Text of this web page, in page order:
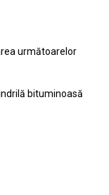
următoarelor
bituminoasă